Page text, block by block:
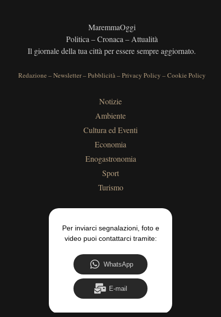
MaremmaOggi
Politica – Cronaca – Attualità
Il giornale della tua città per essere sempre aggiornato.
Redazione –Newsletter–Pubblicità–Privacy Policy –Cookie Policy
Notizie
Ambiente
Cultura ed Eventi
Economia
Enogastronomia
Sport
Turismo
Per inviarci segnalazioni, foto e
video puoi contattarci tramite:
WhatsApp
E-mail